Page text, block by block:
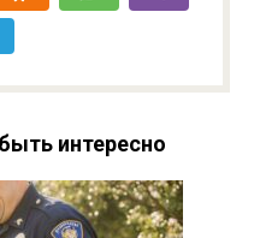
интересно